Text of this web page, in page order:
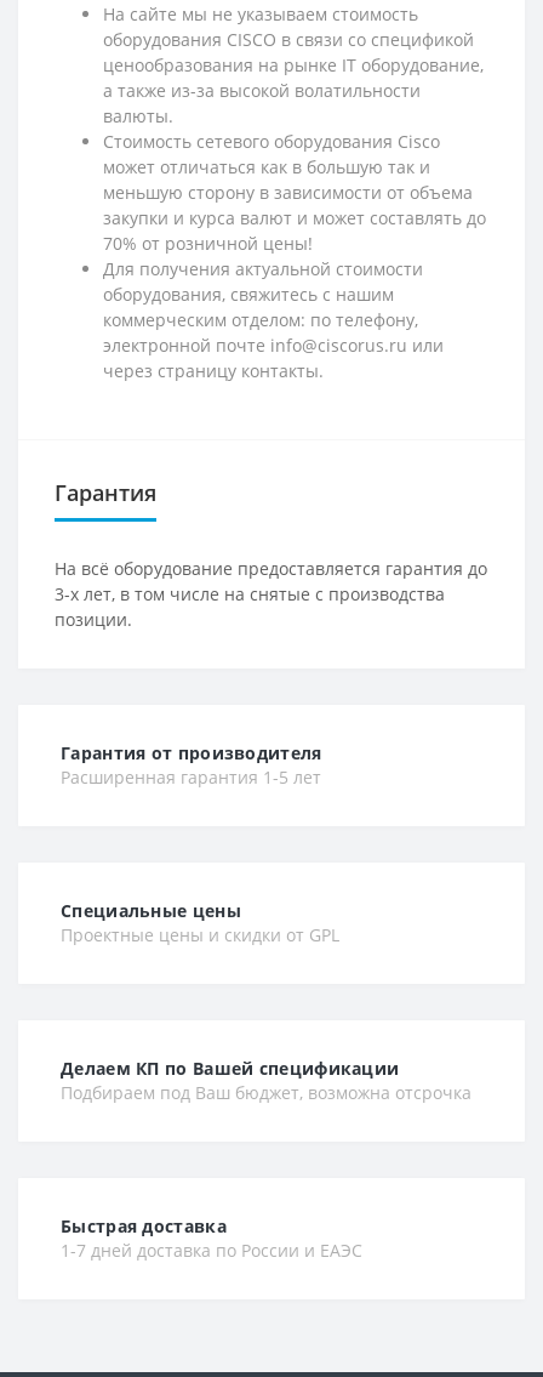
На сайте мы не указываем стоимость
оборудования CISCO в связи со спецификой
ценообразования на рынке IT оборудование,
а также из-за высокой волатильности
валюты.
Стоимость сетевого оборудования Cisco
может отличаться как в большую так и
меньшую сторону в зависимости от объема
закупки и курса валют и может составлять до
70% от розничной цены!
Для получения актуальной стоимости
оборудования, свяжитесь с нашим
коммерческим отделом: по телефону,
электронной почте info@ciscorus.ru или
через страницу контакты.
Гарантия
На всё оборудование предоставляется гарантия до
3-х лет, в том числе на снятые с производства
позиции.
Гарантия от производителя
Расширенная гарантия 1-5 лет
Специальные цены
Проектные цены и скидки от GPL
Делаем КП по Вашей спецификации
Подбираем под Ваш бюджет, возможна отсрочка
Быстрая доставка
1-7 дней доставка по России и ЕАЭС